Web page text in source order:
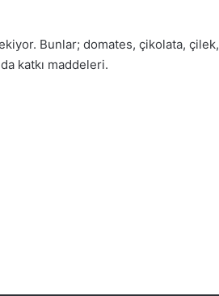
Bunlar; domates, çikolata, çilek,
katkı maddeleri.